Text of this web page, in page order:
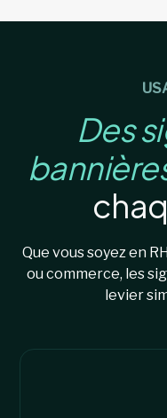
Des
Que vous soyez en
ou commerce, les
levier